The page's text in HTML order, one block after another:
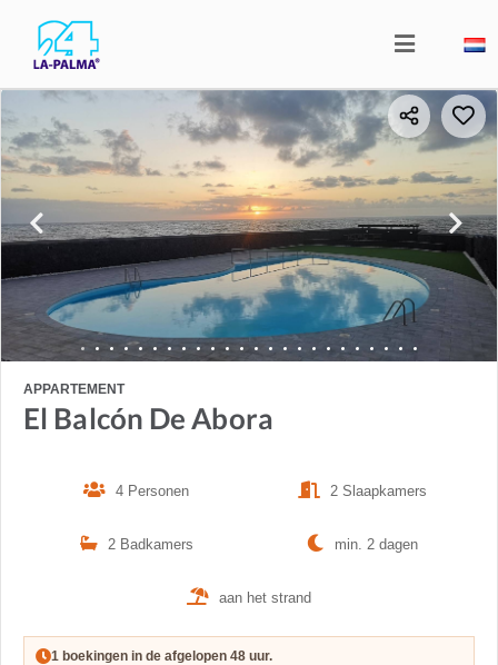
APPARTEMENT
El Balcón De Abora
4 Personen 2 Slaapkamers
2 Badkamers min. 2 dagen
aan het strand
1 boekingen in de afgelopen 48 uur.